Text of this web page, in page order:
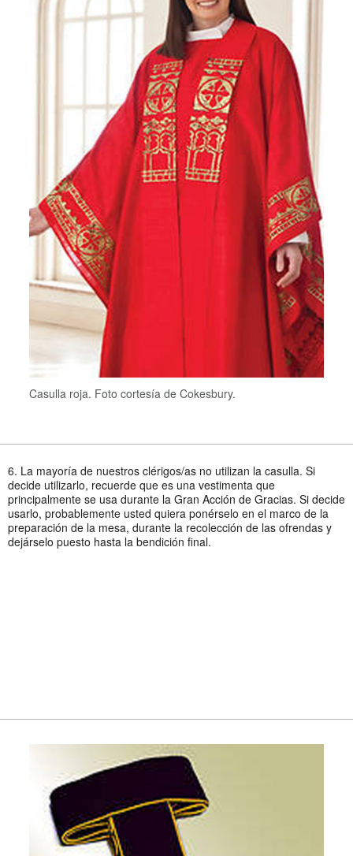
Casulla roja. Foto cortesía de Cokesbury.
6. La mayoría de nuestros clérigos/as no utilizan la casulla. Si
decide utilizarlo, recuerde que es una vestimenta que
principalmente se usa durante la Gran Acción de Gracias. Si decide
usarlo, probablemente usted quiera ponérselo en el marco de la
preparación de la mesa, durante la recolección de las ofrendas y
dejárselo puesto hasta la bendición final.